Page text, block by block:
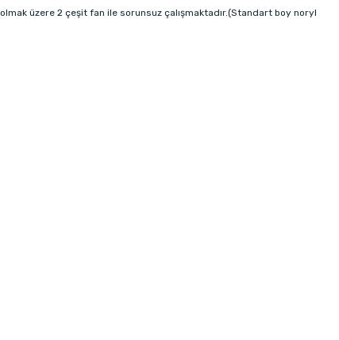
üzere 2 çeşit fan ile sorunsuz çalışmaktadır.(Standart boy noryl